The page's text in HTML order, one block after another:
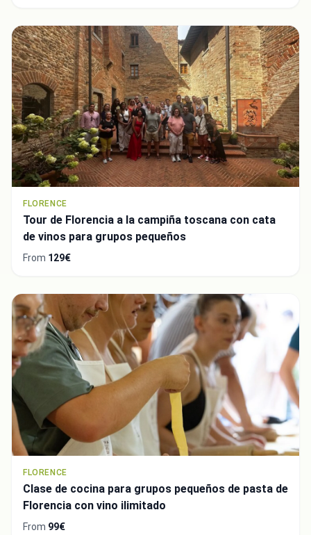
FLORENCE
Tour de Florencia a la campiña toscana con cata
de vinos para grupos pequeños
From 129€
FLORENCE
Clase de cocina para grupos pequeños de pasta de
Florencia con vino ilimitado
From 99€
Integrate video
Video choice: